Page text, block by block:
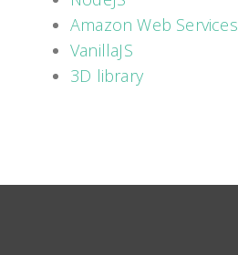
Amazon Web Services
VanillaJS
3D library